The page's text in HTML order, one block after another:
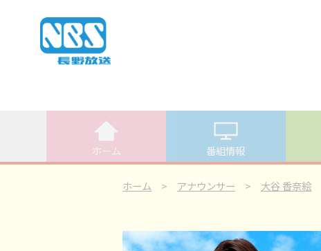
ホーム 番組情報
ホーム > アナウンサー > 大谷 香奈絵